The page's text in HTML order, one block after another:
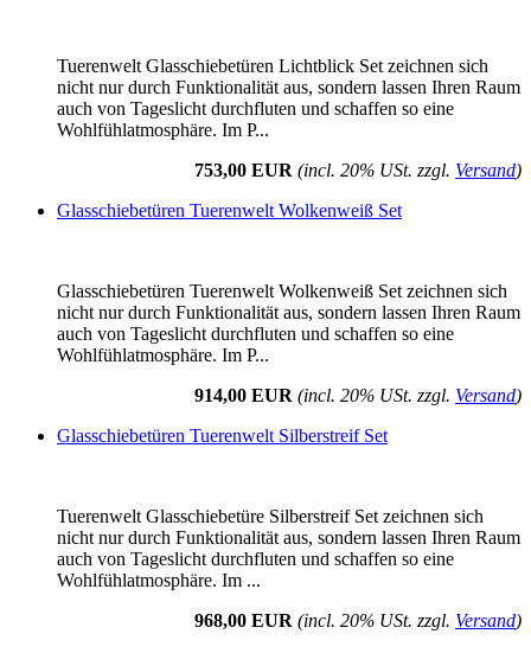
Tuerenwelt Glasschiebetüren Lichtblick Set zeichnen sich
nicht nur durch Funktionalität aus, sondern lassen Ihren Raum
auch von Tageslicht durchfluten und schaffen so eine
Wohlfühlatmosphäre. Im P...
753,00 EUR (incl. 20% USt. zzgl. Versand)
Glasschiebetüren Tuerenwelt Wolkenweiß Set
Glasschiebetüren Tuerenwelt Wolkenweiß Set zeichnen sich
nicht nur durch Funktionalität aus, sondern lassen Ihren Raum
auch von Tageslicht durchfluten und schaffen so eine
Wohlfühlatmosphäre. Im P...
914,00 EUR (incl. 20% USt. zzgl. Versand)
Glasschiebetüren Tuerenwelt Silberstreif Set
Tuerenwelt Glasschiebetüre Silberstreif Set zeichnen sich
nicht nur durch Funktionalität aus, sondern lassen Ihren Raum
auch von Tageslicht durchfluten und schaffen so eine
Wohlfühlatmosphäre. Im ...
968,00 EUR (incl. 20% USt. zzgl. Versand)